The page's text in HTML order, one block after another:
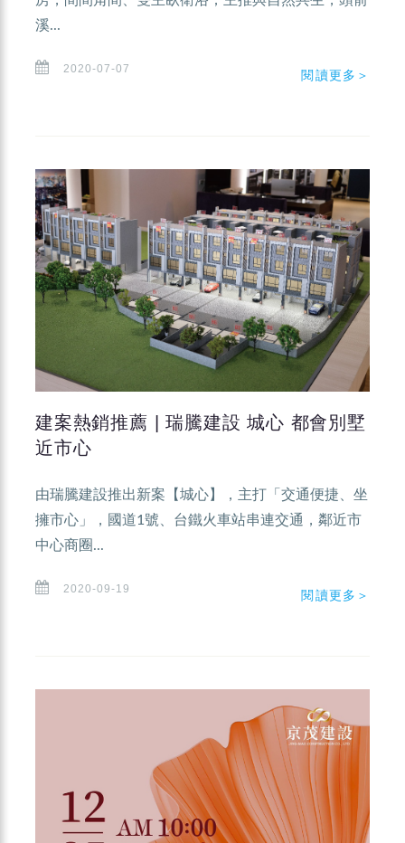
溪...
2020-07-07 閱讀更多＞
建案熱銷推薦 | 瑞騰建設 城心 都會別墅
近市心
由瑞騰建設推出新案【城心】，主打「交通便捷、坐
擁市心」，國道1號、台鐵火車站串連交通，鄰近市
中心商圈...
2020-09-19 閱讀更多＞